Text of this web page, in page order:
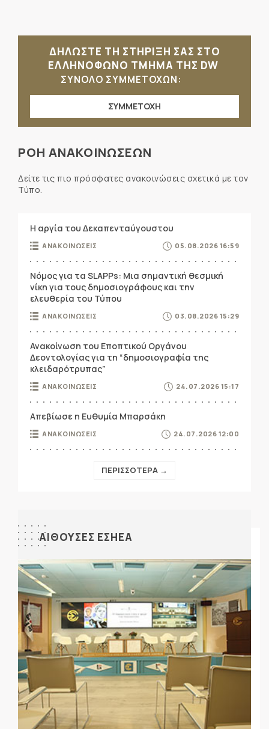
ΔΗΛΩΣΤΕ ΤΗ ΣΤΗΡΙΞΗ ΣΑΣ ΣΤΟ
ΕΛΛΗΝΟΦΩΝΟ ΤΜΗΜΑ ΤΗΣ DW
ΣΥΝΟΛΟ ΣΥΜΜΕΤΟΧΩΝ:
ΣΥΜΜΕΤΟΧΗ
ΡΟΗ ΑΝΑΚΟΙΝΩΣΕΩΝ
Δείτε τις πιο πρόσφατες ανακοινώσεις σχετικά με τον
Τύπο.
Η αργία του Δεκαπενταύγουστου
ΑΝΑΚΟΙΝΩΣΕΙΣ 05.08.2026 16:59
Νόμος για τα SLAPPs: Μια σημαντική θεσμική
νίκη για τους δημοσιογράφους και την
ελευθερία του Τύπου
ΑΝΑΚΟΙΝΩΣΕΙΣ 03.08.2026 15:29
Ανακοίνωση του Εποπτικού Οργάνου
Δεοντολογίας για τη “δημοσιογραφία της
κλειδαρότρυπας”
ΑΝΑΚΟΙΝΩΣΕΙΣ 24.07.2026 15:17
Απεβίωσε η Ευθυμία Μπαρσάκη
ΑΝΑΚΟΙΝΩΣΕΙΣ 24.07.2026 12:00
ΠΕΡΙΣΣΟΤΕΡΑ →
ΑΙΘΟΥΣΕΣ ΕΣΗΕΑ